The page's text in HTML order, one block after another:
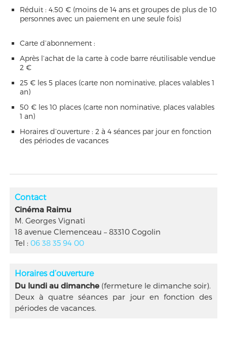
Réduit : 4.50 € (moins de 14 ans et groupes de plus de 10
personnes avec un paiement en une seule fois)
Carte d’abonnement :
Après l’achat de la carte à code barre réutilisable vendue
2 €
25 € les 5 places (carte non nominative, places valables 1
an)
50 € les 10 places (carte non nominative, places valables
1 an)
Horaires d’ouverture : 2 à 4 séances par jour en fonction
des périodes de vacances
Contact
Cinéma Raimu
M. Georges Vignati
18 avenue Clemenceau – 83310 Cogolin
Tel : 06 38 35 94 00
Horaires d’ouverture
Du lundi au dimanche(fermeture le dimanche soir).
Deux à quatre séances par jour en fonction des
périodes de vacances.